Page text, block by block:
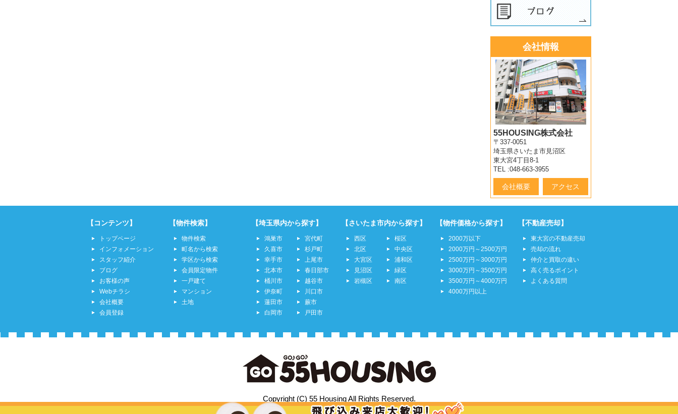
会社情報
55HOUSING株式会社
〒337-0051
埼玉県さいたま市見沼区
東大宮4丁目8-1
TEL :048-663-3955
会社概要 アクセス
【コンテンツ】
トップページ
インフォメーション
スタッフ紹介
ブログ
お客様の声
Webチラシ
会社概要
会員登録
【物件検索】
物件検索
町名から検索
学区から検索
会員限定物件
一戸建て
マンション
土地
【埼玉県内から探す】
鴻巣市
久喜市
幸手市
北本市
桶川市
伊奈町
蓮田市
白岡市
宮代町
杉戸町
上尾市
春日部市
越谷市
川口市
蕨市
戸田市
【さいたま市内から探す】
西区
北区
大宮区
見沼区
岩槻区
桜区
中央区
浦和区
緑区
南区
【物件価格から探す】
2000万以下
2000万円～2500万円
2500万円～3000万円
3000万円～3500万円
3500万円～4000万円
4000万円以上
【不動産売却】
東大宮の不動産売却
売却の流れ
仲介と買取の違い
高く売るポイント
よくある質問
Copyright (C) 55 Housing All Rights Reserved.